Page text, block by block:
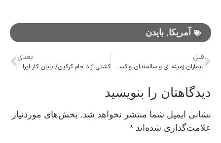
آمریکا, بایدن
قبل
بیماران زمینه ای و سالمندان واکسن آنفولانزا را دریافت کنند
بعدی
کشتی آزاد جام کرکین/ پایان کار ایران با کسب ۵ مدال
دیدگاهتان را بنویسید
نشانی ایمیل شما منتشر نخواهد شد. بخش‌های موردنیاز
علامت‌گذاری شده‌اند *